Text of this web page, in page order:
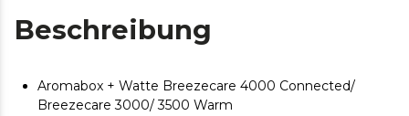
Beschreibung
Aromabox + Watte Breezecare 4000 Connected/
Breezecare 3000/ 3500 Warm